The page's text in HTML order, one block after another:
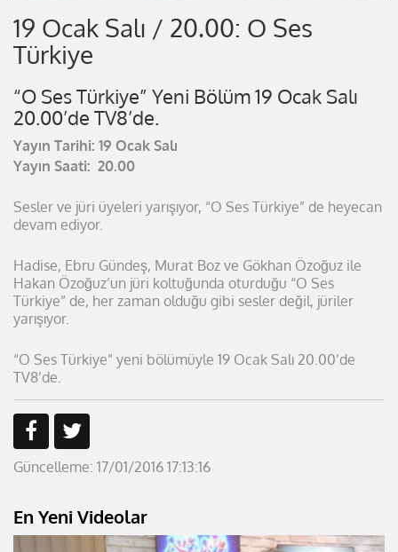
19 Ocak Salı / 20.00: O Ses
Türkiye
“O Ses Türkiye” Yeni Bölüm 19 Ocak Salı
20.00’de TV8’de.
Yayın Tarihi: 19 Ocak Salı
Yayın Saati: 20.00
Sesler ve jüri üyeleri yarışıyor, “O Ses Türkiye” de heyecan
devam ediyor.
Hadise, Ebru Gündeş, Murat Boz ve Gökhan Özoğuz ile
Hakan Özoğuz’un jüri koltuğunda oturduğu “O Ses
Türkiye” de, her zaman olduğu gibi sesler değil, jüriler
yarışıyor.
“O Ses Türkiye” yeni bölümüyle 19 Ocak Salı 20.00’de
TV8’de.
Güncelleme: 17/01/2016 17:13:16
En Yeni Videolar